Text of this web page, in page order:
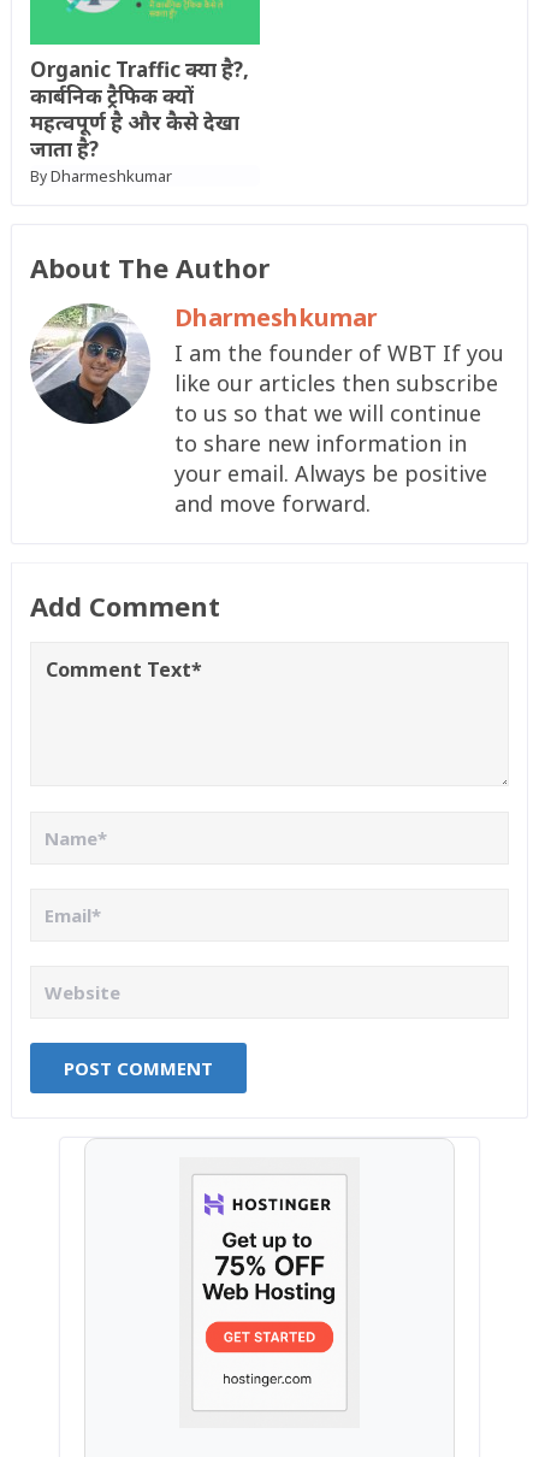
Organic Traffic क्या है?,
कार्बनिक ट्रैफिक क्यों
महत्वपूर्ण है और कैसे देखा
जाता है?
ByDharmeshkumar
About The Author
Dharmeshkumar
I am the founder of WBT If you
like our articles then subscribe
to us so that we will continue
to share new information in
your email. Always be positive
and move forward.
Add Comment